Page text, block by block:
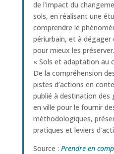
de l’impact du
sols, en réalisant une
comprendre le
périurbain, et à dégager
pour mieux les
« Sols et adaptation au
De la compréhension
pistes d’actions en
publié à destination des
en ville pour le fournir
méthodologiques,
pratiques et leviers
Source : Prendre en